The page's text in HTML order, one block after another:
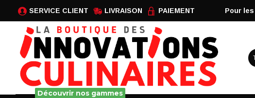
SERVICE CLIENT LIVRAISON PAIEMENT Pour
Découvrir nos gammes